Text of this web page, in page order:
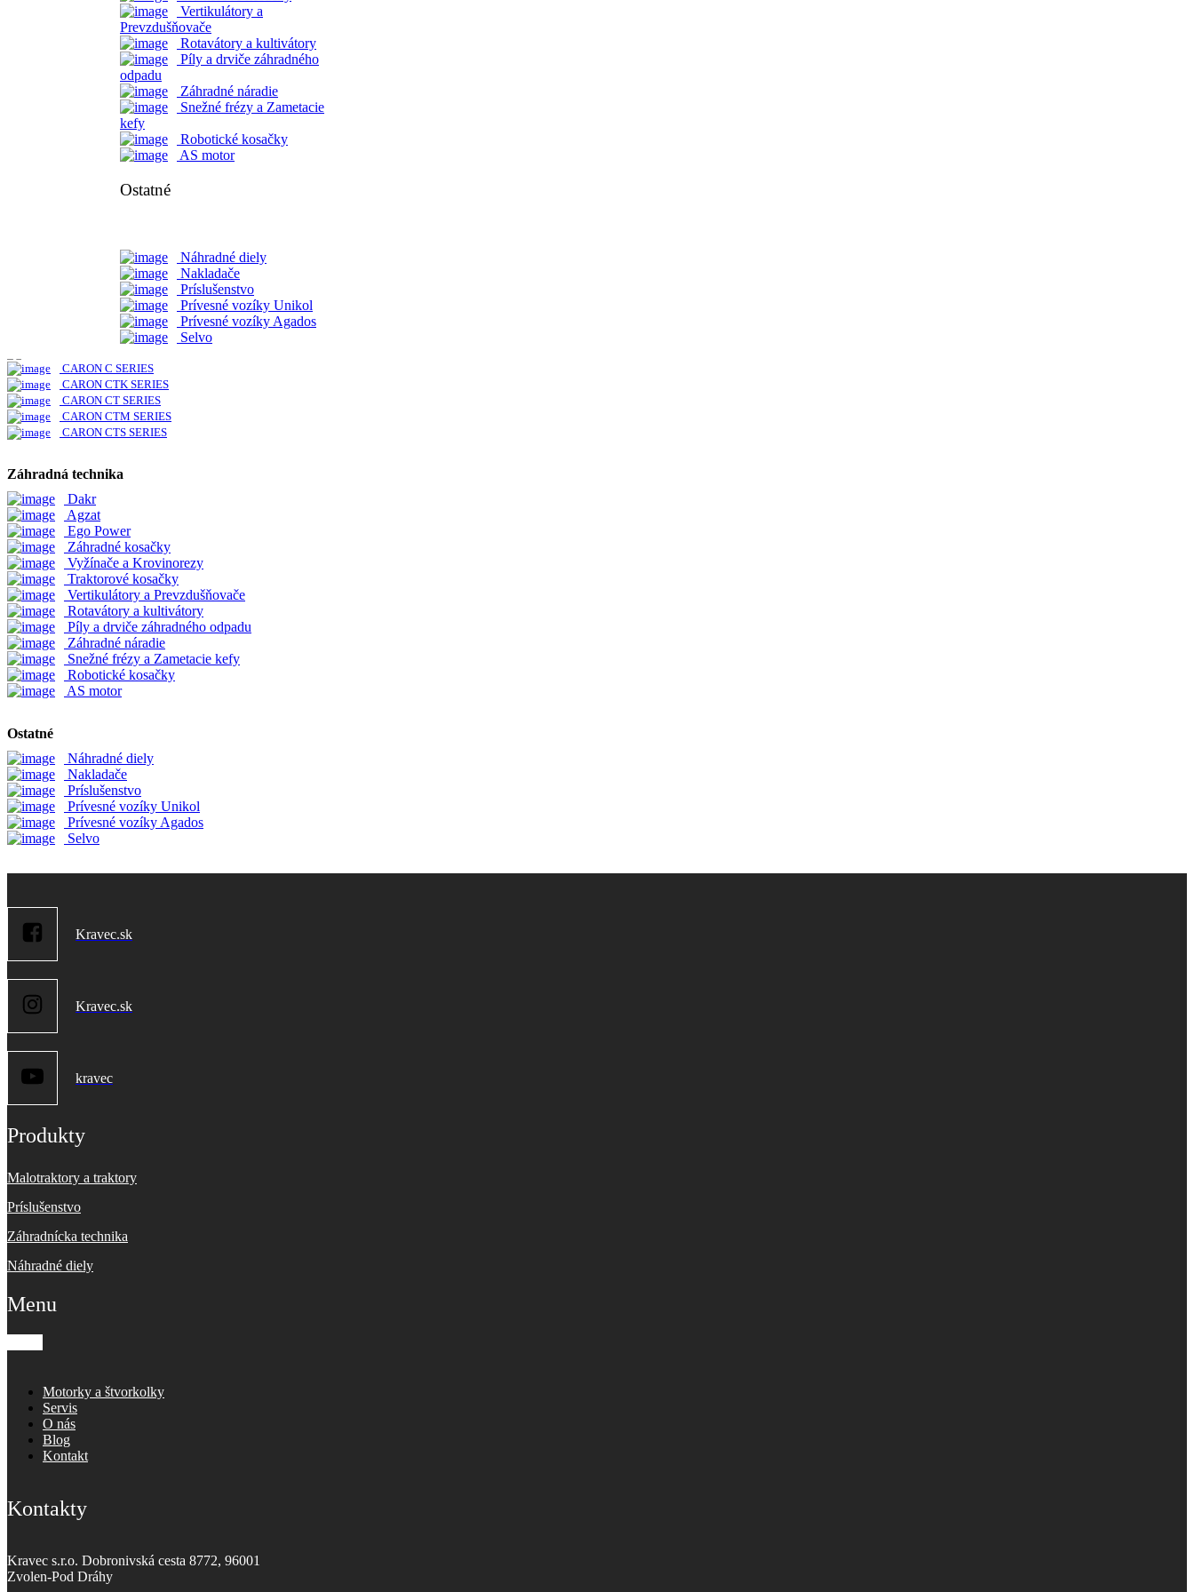
Vertikulátory a
Prevzdušňovače
Rotavátory a kultivátory
Píly a drviče záhradného
odpadu
Záhradné náradie
Snežné frézy a Zametacie
kefy
Robotické kosačky
AS motor
Ostatné
Náhradné diely
Nakladače
Príslušenstvo
Prívesné vozíky Unikol
Prívesné vozíky Agados
Selvo
UTV Séria
Nakladače Multione
CARON 300 / 600 EVO5 SERIES
CARON 100 EVO 5 SERIES
CARON 500 / 700 EVO 5 SERIES
CARON C SERIES
CARON CTK SERIES
CARON CT SERIES
CARON CTM SERIES
CARON CTS SERIES
Záhradná technika
Dakr
Agzat
Ego Power
Záhradné kosačky
Vyžínače a Krovinorezy
Traktorové kosačky
Vertikulátory a Prevzdušňovače
Rotavátory a kultivátory
Píly a drviče záhradného odpadu
Záhradné náradie
Snežné frézy a Zametacie kefy
Robotické kosačky
AS motor
Ostatné
Náhradné diely
Nakladače
Príslušenstvo
Prívesné vozíky Unikol
Prívesné vozíky Agados
Selvo
Kravec.sk
Kravec.sk
kravec
Produkty
Malotraktory a traktory
Príslušenstvo
Záhradnícka technika
Náhradné diely
Menu
Motorky a štvorkolky
Servis
O nás
Blog
Kontakt
Kontakty
Kravec s.r.o. Dobronivská cesta 8772, 96001
Zvolen-Pod Dráhy